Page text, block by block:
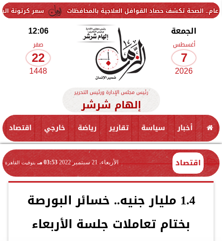
سعر كرتونة البيض في بورصة
الجمعة
أغسطس
7
2026
12:06
صفر
22
1448
رئيس مجلس الإدارة ورئيس التحرير
إلهام شرشر
أخبار سياسة تقارير رياضة خارجي اقتصاد
اقتصاد الأربعاء، 21 سبتمبر 2022 03:53 مـ بتوقيت القاهرة
1.4 مليار جنيه.. خسائر البورصة
بختام تعاملات جلسة الأربعاء